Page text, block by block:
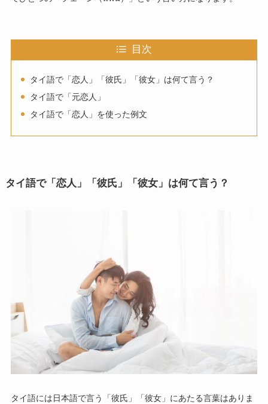
目次
タイ語で「恋人」「彼氏」「彼女」は何て言う？
タイ語で「元恋人」
タイ語で「恋人」を使った例文
タイ語で「恋人」「彼氏」「彼女」は何て言う？
タイ語には日本語で言う「彼氏」「彼女」にあたる言葉はありま